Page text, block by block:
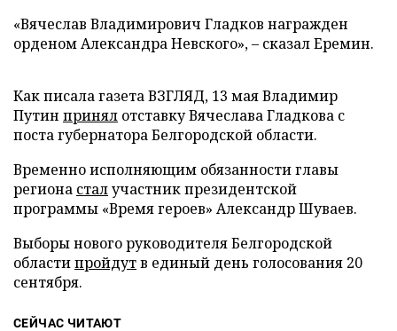
«Вячеслав Владимирович Гладков награжден
орденом Александра Невского», – сказал Еремин.
Как писала газета ВЗГЛЯД, 13 мая Владимир
Путин принял отставку Вячеслава Гладкова с
поста губернатора Белгородской области.
Временно исполняющим обязанности главы
региона сталучастник президентской
программы «Время героев» Александр Шуваев.
Выборы нового руководителя Белгородской
областипройдутв единый день голосования 20
сентября.
СЕЙЧАС ЧИТАЮТ